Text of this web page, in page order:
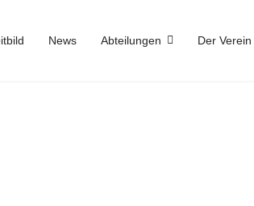
News Abteilungen Der Verein